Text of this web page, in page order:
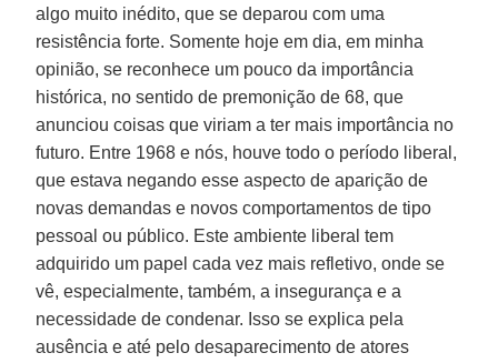
algo muito inédito, que se deparou com uma
resistência forte. Somente hoje em dia, em minha
opinião, se reconhece um pouco da importância
histórica, no sentido de premonição de 68, que
anunciou coisas que viriam a ter mais importância no
futuro. Entre 1968 e nós, houve todo o período liberal,
que estava negando esse aspecto de aparição de
novas demandas e novos comportamentos de tipo
pessoal ou público. Este ambiente liberal tem
adquirido um papel cada vez mais refletivo, onde se
vê, especialmente, também, a insegurança e a
necessidade de condenar. Isso se explica pela
ausência e até pelo desaparecimento de atores